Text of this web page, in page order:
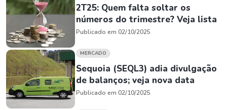
2T25: Quem falta soltar os
números do trimestre? Veja lista
Publicado em 02/10/2025
MERCADO
Sequoia (SEQL3) adia divulgação
de balanços; veja nova data
Publicado em 02/10/2025